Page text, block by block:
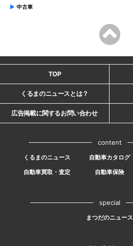
中古車
TOP
くるまのニュースとは？
広告掲載に関するお問い合わせ
content
くるまのニュース 自動車カタログ
自動車買取・査定
自動車保険
special
まつだのニュース